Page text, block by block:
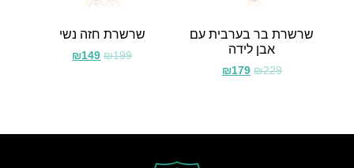
שרשרת בר בערבית עם
אבן לידה
₪229
₪179
שרשרת חזה נשי
₪199
₪149